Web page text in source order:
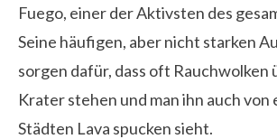
Fuego, einer der Aktivsten des
Seine häufigen, aber nicht starken
sorgen dafür, dass oft Rauchwolken
Krater stehen und man ihn auch
Städten Lava spucken sieht.